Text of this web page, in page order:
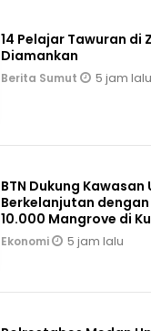
14 Pelajar Tawuran di
Diamankan
Berita Sumut 5 jam lalu
BTN Dukung Kawasan
Berkelanjutan
10.000 Mangrove di
Ekonomi 5 jam lalu